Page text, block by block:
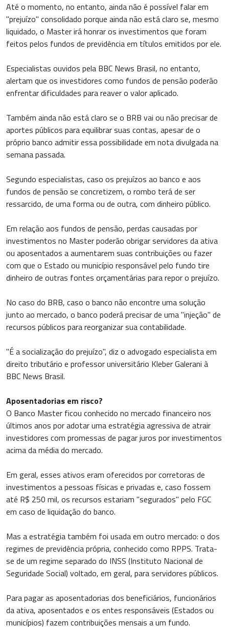
Até o momento, no entanto, ainda não é possível falar em
"prejuízo" consolidado porque ainda não está claro se, mesmo
liquidado, o Master irá honrar os investimentos que foram
feitos pelos fundos de previdência em títulos emitidos por ele.
Especialistas ouvidos pela BBC News Brasil, no entanto,
alertam que os investidores como fundos de pensão poderão
enfrentar dificuldades para reaver o valor aplicado.
Também ainda não está claro se o BRB vai ou não precisar de
aportes públicos para equilibrar suas contas, apesar de o
próprio banco admitir essa possibilidade em nota divulgada na
semana passada.
Segundo especialistas, caso os prejuízos ao banco e aos
fundos de pensão se concretizem, o rombo terá de ser
ressarcido, de uma forma ou de outra, com dinheiro público.
Em relação aos fundos de pensão, perdas causadas por
investimentos no Master poderão obrigar servidores da ativa
ou aposentados a aumentarem suas contribuições ou fazer
com que o Estado ou município responsável pelo fundo tire
dinheiro de outras fontes orçamentárias para repor o prejuízo.
No caso do BRB, caso o banco não encontre uma solução
junto ao mercado, o banco poderá precisar de uma "injeção" de
recursos públicos para reorganizar sua contabilidade.
"É a socialização do prejuízo", diz o advogado especialista em
direito tributário e professor universitário Kleber Galerani à
BBC News Brasil.
Aposentadorias em risco?
O Banco Master ficou conhecido no mercado financeiro nos
últimos anos por adotar uma estratégia agressiva de atrair
investidores com promessas de pagar juros por investimentos
acima da média do mercado.
Em geral, esses ativos eram oferecidos por corretoras de
investimentos a pessoas físicas e privadas e, caso fossem
até R$ 250 mil, os recursos estariam "segurados" pelo FGC
em caso de liquidação do banco.
Mas a estratégia também foi usada em outro mercado: o dos
regimes de previdência própria, conhecido como RPPS. Trata-
se de um regime separado do INSS (Instituto Nacional de
Seguridade Social) voltado, em geral, para servidores públicos.
Para pagar as aposentadorias dos beneficiários, funcionários
da ativa, aposentados e os entes responsáveis (Estados ou
municípios) fazem contribuições mensais a um fundo.